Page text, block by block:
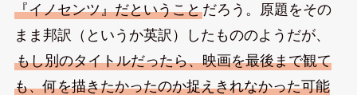
『イノセンツ』だということだろう。原題をその
まま邦訳（というか英訳）したもののようだが、
もし別のタイトルだったら、映画を最後まで観て
も、何を描きたかったのか捉えきれなかった可能